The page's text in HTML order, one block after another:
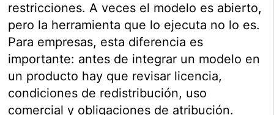
restricciones. A veces el modelo es abierto,
pero la herramienta que lo ejecuta no lo es.
Para empresas, esta diferencia es
importante: antes de integrar un modelo en
un producto hay que revisar licencia,
condiciones de redistribución, uso
comercial y obligaciones de atribución.